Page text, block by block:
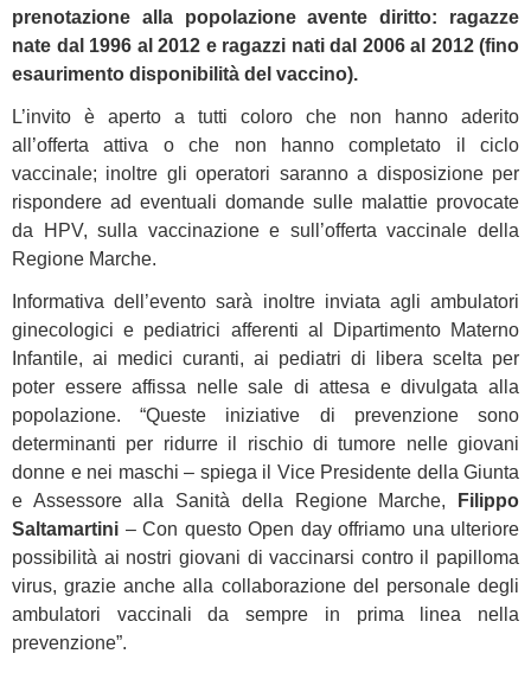
prenotazione alla popolazione avente diritto: ragazze
nate dal 1996 al 2012 e ragazzi nati dal 2006 al 2012 (fino
esaurimento disponibilità del vaccino).
L’invito è aperto a tutti coloro che non hanno aderito
all’offerta attiva o che non hanno completato il ciclo
vaccinale; inoltre gli operatori saranno a disposizione per
rispondere ad eventuali domande sulle malattie provocate
da HPV, sulla vaccinazione e sull’offerta vaccinale della
Regione Marche.
Informativa dell’evento sarà inoltre inviata agli ambulatori
ginecologici e pediatrici afferenti al Dipartimento Materno
Infantile, ai medici curanti, ai pediatri di libera scelta per
poter essere affissa nelle sale di attesa e divulgata alla
popolazione. “Queste iniziative di prevenzione sono
determinanti per ridurre il rischio di tumore nelle giovani
donne e nei maschi – spiega il Vice Presidente della Giunta
e Assessore alla Sanità della Regione Marche,
Filippo
Saltamartini – Con questo Open day offriamo una ulteriore
possibilità ai nostri giovani di vaccinarsi contro il papilloma
virus, grazie anche alla collaborazione del personale degli
ambulatori vaccinali da sempre in prima linea nella
prevenzione”.